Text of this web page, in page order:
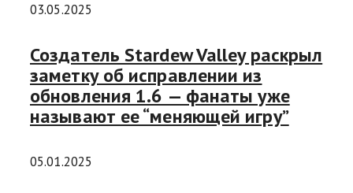
03.05.2025
Создатель Stardew Valley раскрыл
заметку об исправлении из
обновления 1.6 — фанаты уже
называют ее “меняющей игру”
05.01.2025